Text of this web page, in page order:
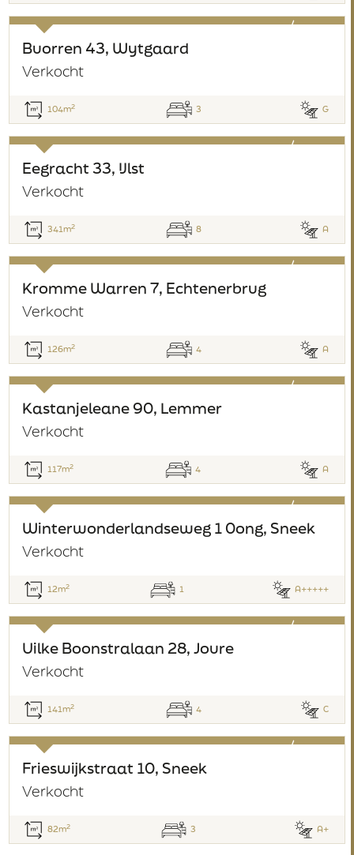
verkocht
Buorren 43, Wytgaard
Verkocht
104m2 3 G
verkocht
Eegracht 33, IJlst
Verkocht
341m2 8 A
verkocht
Kromme Warren 7, Echtenerbrug
Verkocht
126m2 4 A
verkocht
Kastanjeleane 90, Lemmer
Verkocht
117m2 4 A
verkocht
Winterwonderlandseweg 1 0ong, Sneek
Verkocht
12m2 1 A+++++
verkocht
Uilke Boonstralaan 28, Joure
Verkocht
141m2 4 C
verkocht
Frieswijkstraat 10, Sneek
Verkocht
82m2 3 A+